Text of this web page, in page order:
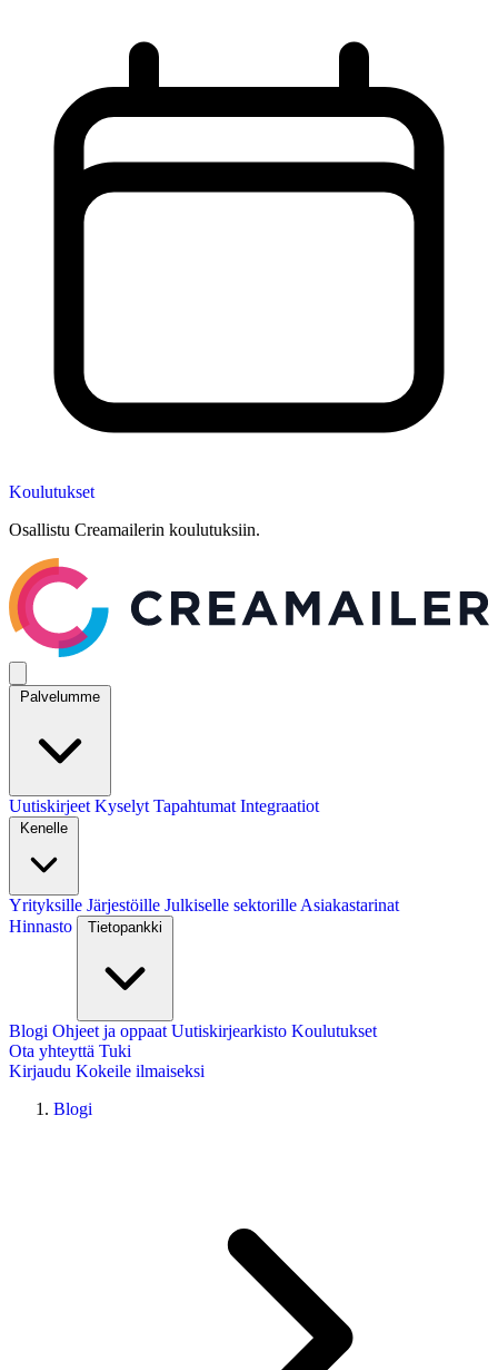
Koulutukset
Osallistu Creamailerin koulutuksiin.
Palvelumme
Uutiskirjeet Kyselyt Tapahtumat Integraatiot
Kenelle
Yrityksille Järjestöille Julkiselle sektorille Asiakastarinat
Hinnasto
Tietopankki
Blogi Ohjeet ja oppaat Uutiskirjearkisto Koulutukset
Ota yhteyttä Tuki
Kirjaudu Kokeile ilmaiseksi
Blogi